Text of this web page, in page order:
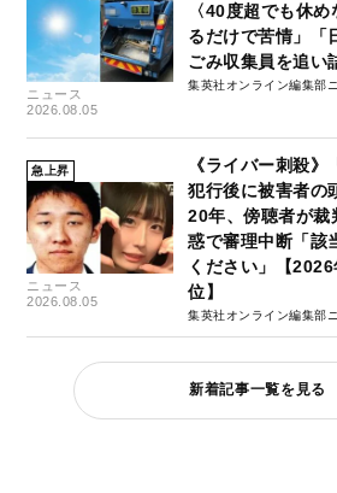
ニュース
2026.08.05
〈40度超でも休
るだけで苦情」「
ごみ収集員を追い
集英社オンライン編集部
急上昇
ニュース
2026.08.05
《ライバー刺殺
犯行後に被害者の
20年、傍聴者が裁
惑で審理中断「該
ください」【
位】
集英社オンライン編集部
新着記事一覧を見る